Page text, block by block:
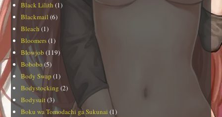
Black Lilith (1)
Blackmail (6)
Bleach (1)
Bloomers(1)
Blowjob (119)
Bobobo(5)
Body Swap (1)
Bodystocking (2)
Bodysuit (3)
Boku wa Tomodachi ga Sukunai (1)